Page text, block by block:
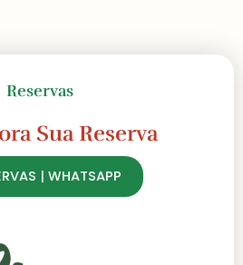
Reservas
Sua Reserva
| WHATSAPP